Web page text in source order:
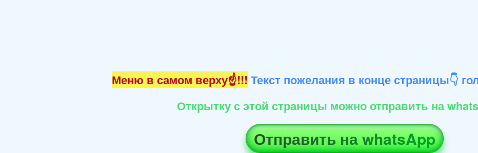
Меню в самом верху☝!!! Текст пожелания в конце страницы👇
Открытку с этой страницы можно отправить на
Отправить на whatsApp